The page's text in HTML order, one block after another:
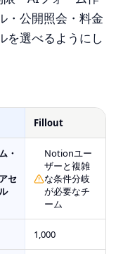
・公開照会・料金
を選べるようにし
Fillout
・
セ
Notionユー
ザーと複雑
な条件分岐
が必要なチ
ーム
1,000